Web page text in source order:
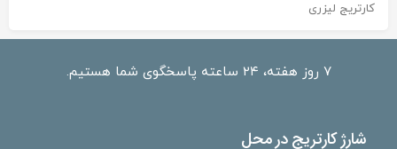
کارتریج لیزری
۷ روز هفته، ۲۴ ساعته پاسخگوی شما هستیم.
شارژ کارتریج در محل